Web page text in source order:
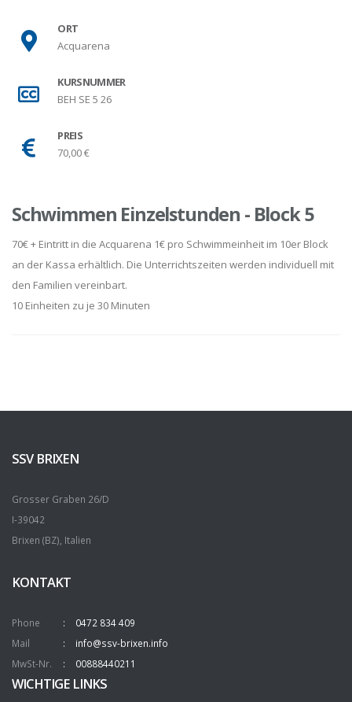
ORT
Acquarena
KURSNUMMER
BEH SE 5 26
PREIS
70,00 €
Schwimmen Einzelstunden - Block 5
70€ + Eintritt in die Acquarena 1€ pro Schwimmeinheit im 10er Block
an der Kassa erhältlich. Die Unterrichtszeiten werden individuell mit
den Familien vereinbart.
10 Einheiten zu je 30 Minuten
SSV BRIXEN
Grosser Graben 26/D
I-39042
Brixen (BZ), Italien
KONTAKT
Phone
0472 834 409
Mail
info@ssv-brixen.info
MwSt-Nr.
00888440211
WICHTIGE LINKS